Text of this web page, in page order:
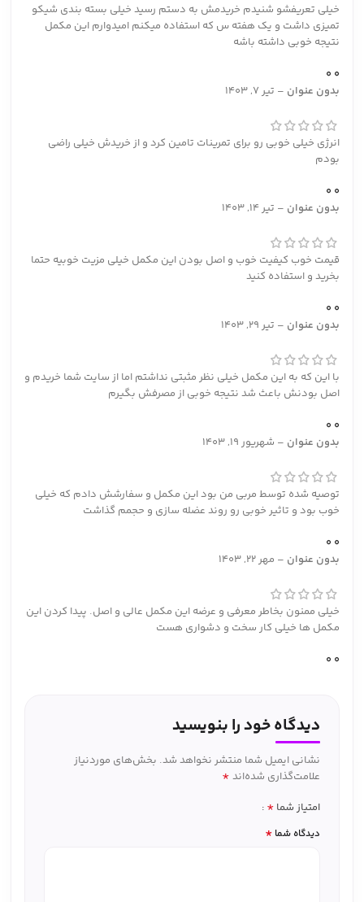
خیلی تعریفشو شنیدم خریدمش به دستم رسید خیلی بسته بندی شیکو
تمیزی داشت و یک هفته س که استفاده میکنم امیدوارم این مکمل
نتیجه خوبی داشته باشه
0
0
بدون عنوان – تیر 7, 1403
انرژی خیلی خوبی رو برای تمرینات تامین کرد و از خریدش خیلی راضی
بودم
0
0
بدون عنوان – تیر 14, 1403
قیمت خوب کیفیت خوب و اصل بودن این مکمل خیلی مزیت خوبیه حتما
بخرید و استفاده کنید
0
0
بدون عنوان – تیر 29, 1403
با این که به این مکمل خیلی نظر مثبتی نداشتم اما از سایت شما خریدم و
اصل بودنش باعث شد نتیجه خوبی از مصرفش بگیرم
0
0
بدون عنوان – شهریور 19, 1403
توصیه شده توسط مربی من بود این مکمل و سفارشش دادم که خیلی
خوب بود و تاثیر خوبی رو روند عضله سازی و حجمم گذاشت
0
0
بدون عنوان – مهر 22, 1403
خیلی ممنون بخاطر معرفی و عرضه این مکمل عالی و اصل. پیدا کردن این
مکمل ها خیلی کار سخت و دشواری هست
0
0
دیدگاه خود را بنویسید
نشانی ایمیل شما منتشر نخواهد شد. بخش‌های موردنیاز
علامت‌گذاری شده‌اند *
امتیاز شما *
دیدگاه شما *